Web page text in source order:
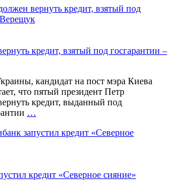
кредит, взятый под госгарантии –
кандидат на пост мэра Киева
что пятый президент Петр
кредит, выданный под
…
кредит «Северное сияние»